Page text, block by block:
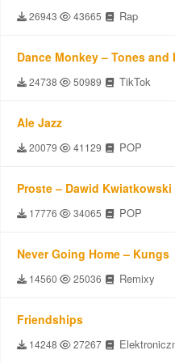
26943 43665 Rap
Dance Monkey – Tones and I
24738 50989 TikTok
Ale Jazz
20079 41129 POP
Proste – Dawid Kwiatkowski
17776 34065 POP
Never Going Home – Kungs
14560 25036 Remixy
Friendships
14248 27267